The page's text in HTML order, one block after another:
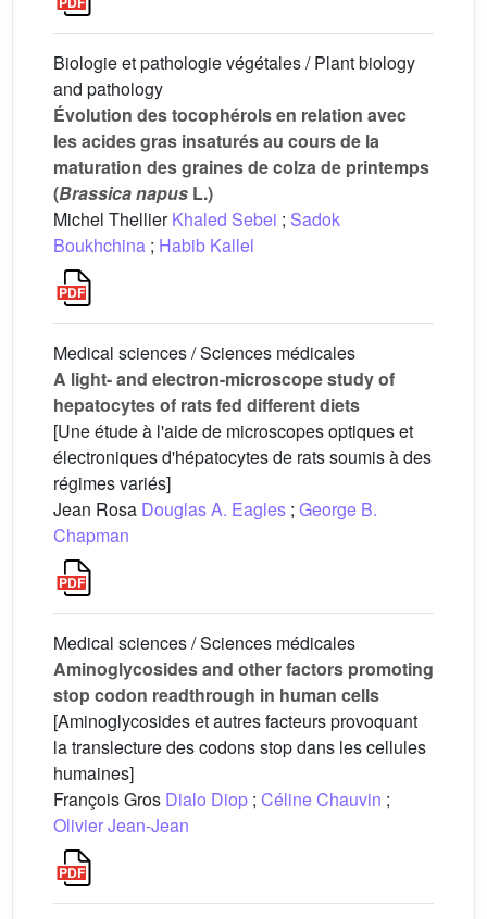
Biologie et pathologie végétales / Plant biology
and pathology
Évolution des tocophérols en relation avec
les acides gras insaturés au cours de la
maturation des graines de colza de printemps
(Brassica napus L.)
Michel ThellierKhaled Sebei ; Sadok
Boukhchina ; Habib Kallel
Medical sciences / Sciences médicales
A light- and electron-microscope study of
hepatocytes of rats fed different diets
[Une étude à l'aide de microscopes optiques et
électroniques d'hépatocytes de rats soumis à des
régimes variés]
Jean Rosa Douglas A. Eagles ; George B.
Chapman
Medical sciences / Sciences médicales
Aminoglycosides and other factors promoting
stop codon readthrough in human cells
[Aminoglycosides et autres facteurs provoquant
la translecture des codons stop dans les cellules
humaines]
François Gros Dialo Diop ; Céline Chauvin ;
Olivier Jean-Jean